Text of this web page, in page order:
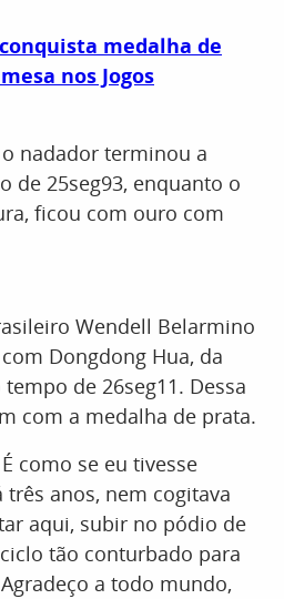
medalha de
nos Jogos
nadador terminou a
de 25seg93, enquanto o
ficou com ouro com
Wendell Belarmino
Dongdong Hua, da
de 26seg11. Dessa
com a medalha de prata.
como se eu tivesse
três anos, nem cogitava
aqui, subir no pódio de
tão conturbado para
a todo mundo,